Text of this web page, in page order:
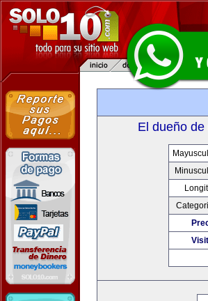
El dueño